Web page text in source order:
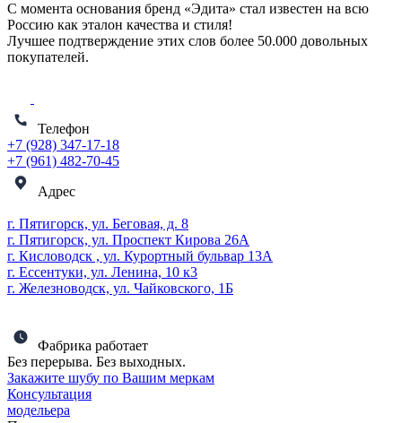
С момента основания бренд «Эдита» стал известен на всю
Россию как эталон качества и стиля!
Лучшее подтверждение этих слов более 50.000 довольных
покупателей.
Телефон
+7 (928) 347-17-18
+7 (961) 482-70-45
Адрес
г. Пятигорск, ул. Беговая, д. 8
г. Пятигорск, ул. Проспект Кирова 26А
г. Кисловодск , ул. Курортный бульвар 13А
г. Ессентуки, ул. Ленина, 10 к3
г. Железноводск, ул. Чайковского, 1Б
Фабрика работает
Без перерыва. Без выходных.
Закажите шубу по Вашим меркам
Консультация
модельера